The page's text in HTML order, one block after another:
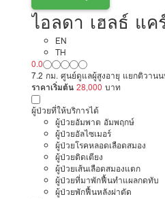
ไอลดา เฮลธ์ แค
อายุหรือผู้มีภาวะพึ่
EN
TH
0.0
7.2 กม. ศูนย์ดูแลผู้สูงอายุ แยกติวาน
ราคาเริ่มต้น 28,000 บาท
ผู้ป่วยที่ให้บริการได้
ผู้ป่วยอัมพาต อัมพฤกษ์
ผู้ป่วยอัลไซเมอร์
ผู้ป่วยโรคหลอดเลือดสมอง
ผู้ป่วยติดเตียง
ผู้ป่วยเส้นเลือดสมองแตก
ผู้ป่วยที่มาพักฟื้นทำแผลกดทับ
ผู้ป่วยพักฟื้นหลังผ่าตัด